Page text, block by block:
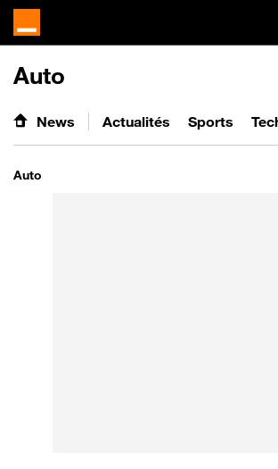
Auto
News Actualités Sports
Auto